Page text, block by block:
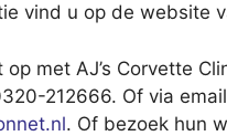
vind u op de website
met AJ’s Corvette
212666. Of via
. Of bezoek hun